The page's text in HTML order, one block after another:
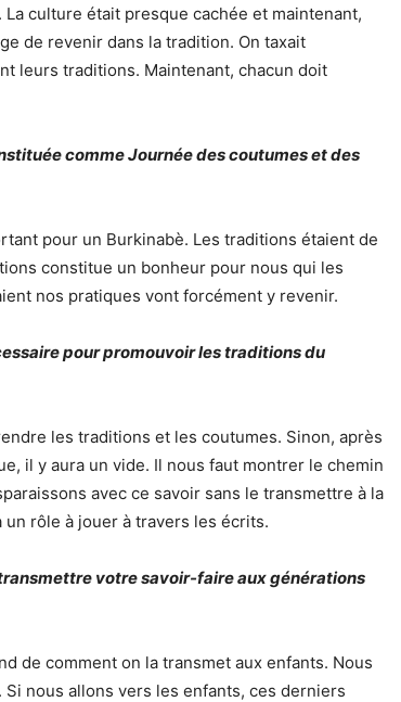
culture était presque cachée et maintenant,
de revenir dans la tradition. On taxait
leurs traditions. Maintenant, chacun doit
comme Journée des coutumes et des
pour un Burkinabè. Les traditions étaient de
constitue un bonheur pour nous qui les
nos pratiques vont forcément y revenir.
pour promouvoir les traditions du
les traditions et les coutumes. Sinon, après
il y aura un vide. Il nous faut montrer le chemin
avec ce savoir sans le transmettre à la
rôle à jouer à travers les écrits.
votre savoir-faire aux générations
de comment on la transmet aux enfants. Nous
nous allons vers les enfants, ces derniers